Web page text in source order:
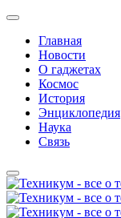
Главная
Новости
О гаджетах
Космос
История
Энциклопедия
Наука
Связь